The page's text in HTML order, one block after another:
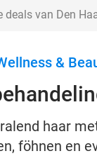
&
haar
föhnen en